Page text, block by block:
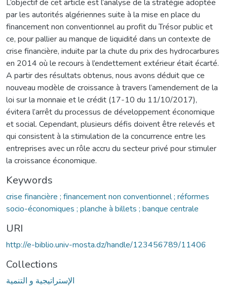
L’objectif de cet article est l’analyse de la stratégie adoptée
par les autorités algériennes suite à la mise en place du
financement non conventionnel au profit du Trésor public et
ce, pour pallier au manque de liquidité dans un contexte de
crise financière, induite par la chute du prix des hydrocarbures
en 2014 où le recours à l’endettement extérieur était écarté.
A partir des résultats obtenus, nous avons déduit que ce
nouveau modèle de croissance à travers l’amendement de la
loi sur la monnaie et le crédit (17-10 du 11/10/2017),
évitera l’arrêt du processus de développement économique
et social. Cependant, plusieurs défis doivent être relevés et
qui consistent à la stimulation de la concurrence entre les
entreprises avec un rôle accru du secteur privé pour stimuler
la croissance économique.
Keywords
crise financière ; financement non conventionnel ; réformes
socio-économiques ; planche à billets ; banque centrale
URI
http://e-biblio.univ-mosta.dz/handle/123456789/11406
Collections
الإستراتيجية و التنمية